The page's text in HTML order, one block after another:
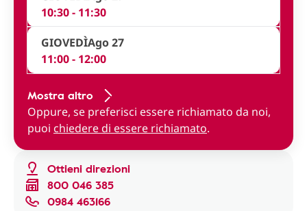
Ottieni direzioni
800 046 385
0984 463166
10:30 - 11:30
GIOVEDÌAgo 27
11:00 - 12:00
Mostra altro
Oppure, se preferisci essere richiamato da noi,
puoi chiedere di essere richiamato.